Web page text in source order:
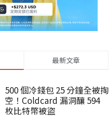
最新文章
500 個冷錢包 25 分鐘全被掏
空！Coldcard 漏洞釀 594
枚比特幣被盜